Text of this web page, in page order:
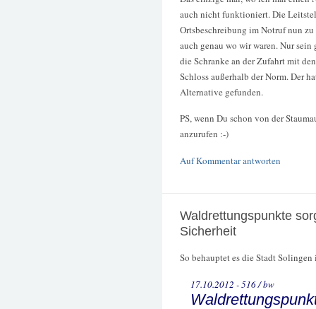
auch nicht funktioniert. Die
Ortsbeschreibung im Notruf nun
auch genau wo wir waren. Nur
die Schranke an der Zufahrt mit
Schloss außerhalb der Norm. Der
Alternative gefunden.
PS, wenn Du schon von der
anzurufen :-)
Auf Kommentar antworten
Waldrettungspunkte
Sicherheit
So behauptet es die Stadt
17.10.2012 - 516 / bw